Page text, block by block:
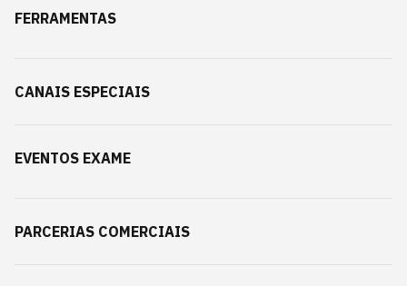
FERRAMENTAS
CANAIS ESPECIAIS
EVENTOS EXAME
PARCERIAS COMERCIAIS